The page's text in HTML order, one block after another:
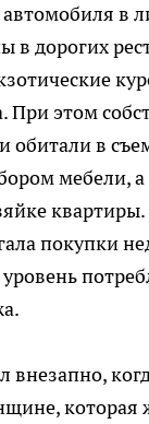
в
в дорогих
При этом
обитали в
мебели, а
покупки
внезапно,
которая